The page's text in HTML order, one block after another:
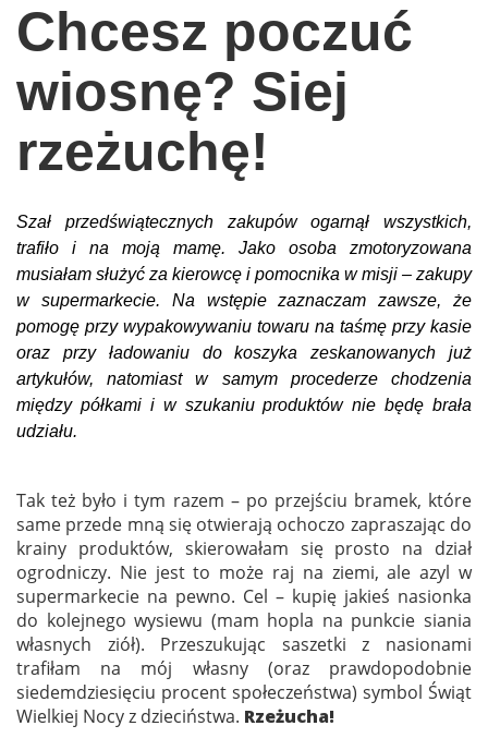
sposób na życie
podróże
zrób to sam
EKO – Styl
praca
galerie
Chcesz poczuć
wiosnę? Siej
rzeżuchę!
Szał przedświątecznych zakupów ogarnął wszystkich,
trafiło i na moją mamę. Jako osoba zmotoryzowana
musiałam służyć za kierowcę i pomocnika w misji – zakupy
w supermarkecie. Na wstępie zaznaczam zawsze, że
pomogę przy wypakowywaniu towaru na taśmę przy kasie
oraz przy ładowaniu do koszyka zeskanowanych już
artykułów, natomiast w samym procederze chodzenia
między półkami i w szukaniu produktów nie będę brała
udziału.
Tak też było i tym razem – po przejściu bramek, które
same przede mną się otwierają ochoczo zapraszając do
krainy produktów, skierowałam się prosto na dział
ogrodniczy. Nie jest to może raj na ziemi, ale azyl w
supermarkecie na pewno. Cel – kupię jakieś nasionka
do kolejnego wysiewu (mam hopla na punkcie siania
własnych ziół). Przeszukując saszetki z nasionami
trafiłam na mój własny (oraz prawdopodobnie
siedemdziesięciu procent społeczeństwa) symbol Świąt
Wielkiej Nocy z dzieciństwa. Rzeżucha!